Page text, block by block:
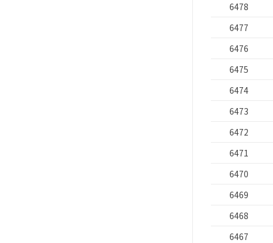
6478
6477
6476
6475
6474
6473
6472
6471
6470
6469
6468
6467